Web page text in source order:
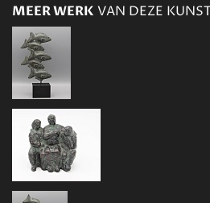
MEER WERK VAN DEZE